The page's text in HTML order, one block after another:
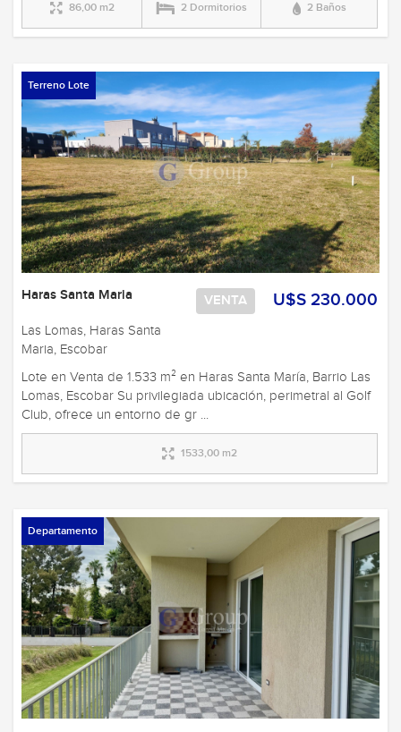
86,00 m2 2 Dormitorios 2 Baños
Terreno Lote
U$S 230.000
VENTA
Haras Santa Maria
Las Lomas, Haras Santa
Maria, Escobar
Lote en Venta de 1.533 m² en Haras Santa María, Barrio Las
Lomas, Escobar Su privilegiada ubicación, perimetral al Golf
Club, ofrece un entorno de gr ...
1533,00 m2
Departamento